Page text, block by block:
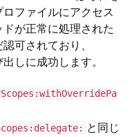
ファイルにアクセス
が正常に処理された
可されており、
しに成功します。
と同じ